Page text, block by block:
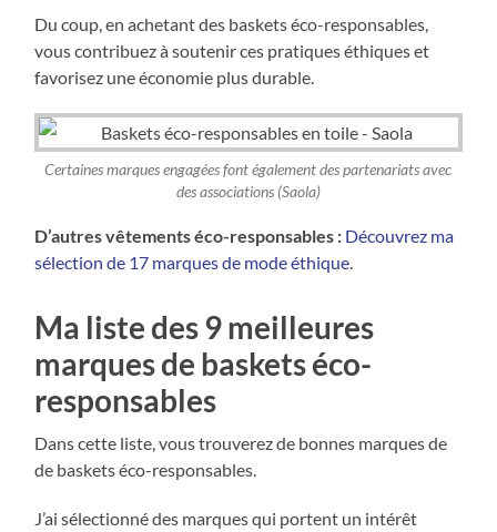
Du coup, en achetant des baskets éco-responsables,
vous contribuez à soutenir ces pratiques éthiques et
favorisez une économie plus durable.
Certaines marques engagées font également des partenariats avec
des associations (Saola)
D’autres vêtements éco-responsables : Découvrez ma
sélection de 17 marques de mode éthique.
Ma liste des 9 meilleures
marques de baskets éco-
responsables
Dans cette liste, vous trouverez de bonnes marques de
de baskets éco-responsables.
J’ai sélectionné des marques qui portent un intérêt